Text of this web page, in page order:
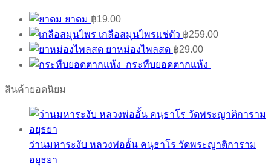
ยาดม ฿19.00
เกลือสมุนไพรแช่ตัว ฿259.00
ยาหม่องไพลสด ฿29.00
กระทืบยอดตากแห้ง
สินค้ายอดนิยม
ว่านมหาระงับ หลวงพ่ออั้น คนฺธาโร วัดพระญาติการาม
อยุธยา